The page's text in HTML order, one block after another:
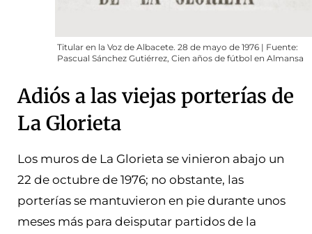
Titular en la Voz de Albacete. 28 de mayo de 1976 | Fuente:
Pascual Sánchez Gutiérrez, Cien años de fútbol en Almansa
Adiós a las viejas porterías de
La Glorieta
Los muros de La Glorieta se vinieron abajo un
22 de octubre de 1976; no obstante, las
porterías se mantuvieron en pie durante unos
meses más para deisputar partidos de la